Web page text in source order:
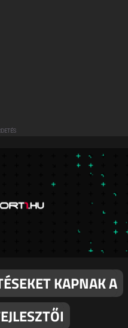
KAPNAK A